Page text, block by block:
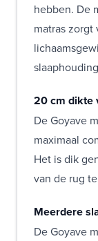
hebben. De
matras
20 cm dikte
De Goyave
maximaal
Het is dik
van de rug
Meerdere
De Goyave